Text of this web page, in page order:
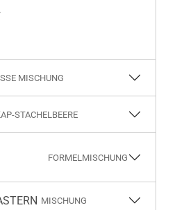
MISCHUNG
STACHELBEERE
FORMELMISCHUNG
MISCHUNG